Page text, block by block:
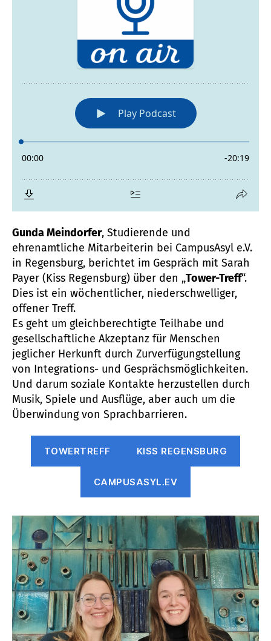
Gunda Meindorfer, Studierende und
ehrenamtliche Mitarbeiterin bei CampusAsyl e.V.
in Regensburg, berichtet im Gespräch mit Sarah
Payer (Kiss Regensburg) über den „Tower-Treff“.
Dies ist ein wöchentlicher, niederschwelliger,
offener Treff.
Es geht um gleichberechtigte Teilhabe und
gesellschaftliche Akzeptanz für Menschen
jeglicher Herkunft durch Zurverfügungstellung
von Integrations- und Gesprächsmöglichkeiten.
Und darum soziale Kontakte herzustellen durch
Musik, Spiele und Ausflüge, aber auch um die
Überwindung von Sprachbarrieren.
TOWERTREFF KISS REGENSBURG
CAMPUSASYL.EV